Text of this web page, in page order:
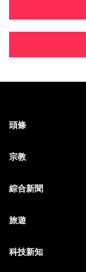
頭條
宗教
綜合新聞
旅遊
科技新知